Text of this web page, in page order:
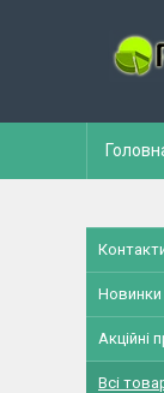
Новинки
Акційні
Всі